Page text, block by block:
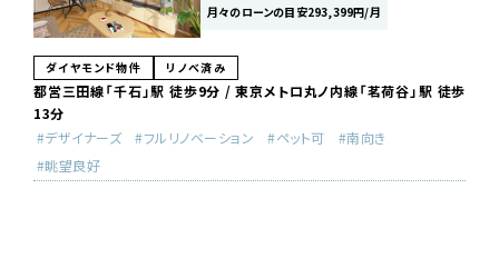
月々のローンの目安293,399円/月
ダイヤモンド物件 リノベ済み
都営三田線「千石」駅 徒歩9分 / 東京メトロ丸ノ内線「茗荷谷」駅 徒歩
13分
デザイナーズ
フルリノベーション ペット可
南向き
眺望良好